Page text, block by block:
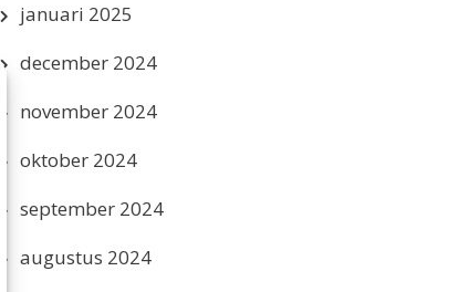
januari 2025
december 2024
november 2024
oktober 2024
september 2024
augustus 2024